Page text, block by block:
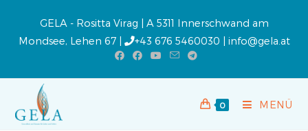
GELA - Rositta Virag | A 5311 Innerschwand am
Mondsee, Lehen 67 |
+43 676 5460030 | info@gela.at
0 MENÜ